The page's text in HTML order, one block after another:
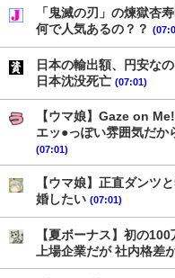
「鬼滅の刃」の煉獄杏
何で人気あるの？？
日本の輸出額、円安な
日本沈没死亡 (07:01)
【ウマ娘】Gaze on
エッ●っぽい雰囲気だか
(07:01)
【ウマ娘】正直ダンツ
婚したい (07:01)
【夏ボーナス】初の
上場企業だが 社内格差